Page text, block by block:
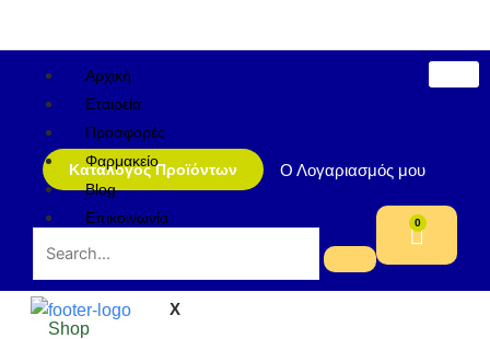
περιεχόμενοΑρχική
Εταιρεία
Προσφορές
Φαρμακείο
Blog
Επικοινωνία
X
Κατάλογος Προϊόντων Ο Λογαριασμός μου
0
Cart
Shop